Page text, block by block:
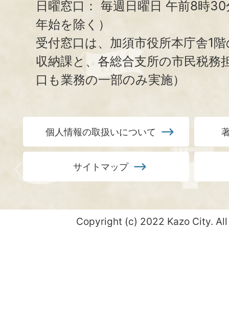
日曜窓口： 毎週日曜日 午前8時
年始を除く）
受付窓口は、加須市役所本庁舎1
収納課と、 各総合支所の市民税務
口も業務の一部のみ実施）
個人情報の取扱いについて
サイトマップ
Copyright (c) 2022 Kazo City.